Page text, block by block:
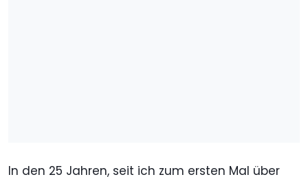
In den 25 Jahren, seit ich zum ersten Mal über